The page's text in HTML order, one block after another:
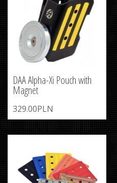
DAA Alpha-Xi Pouch with
Magnet
329.00PLN